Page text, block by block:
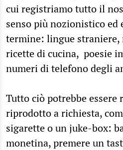
cui registriamo tutto il
senso più nozionistico ed
termine: lingue straniere,
ricette di cucina, poesie
numeri di telefono degli
Tutto ciò potrebbe essere
riprodotto a richiesta,
sigarette o un juke-box:
monetina, premere un